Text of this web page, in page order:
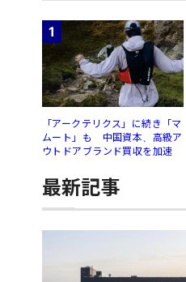
1
「アークテリクス」に続き「マ
ムート」も 中国資本、高級ア
ウトドアブランド買収を加速
最新記事